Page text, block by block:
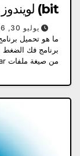
bit) لويندوز 10, 8, 7
يوليو 30, 2026
برنامج فك الضغط
من صيغة ملفات rar و ZIP…